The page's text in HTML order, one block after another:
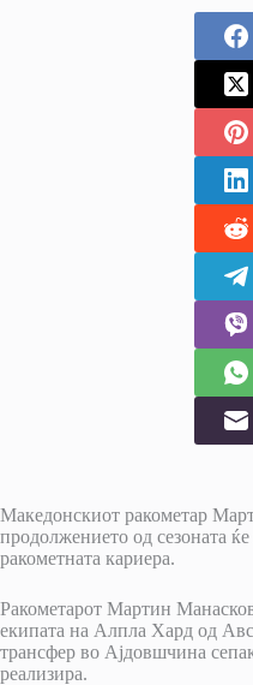
Македонскиот ракометар
продолжението од сезоната
ракометната кариера.
Ракометарот Мартин
екипата на Алпла Хард од
трансфер во Ајдовшчина
реализира.